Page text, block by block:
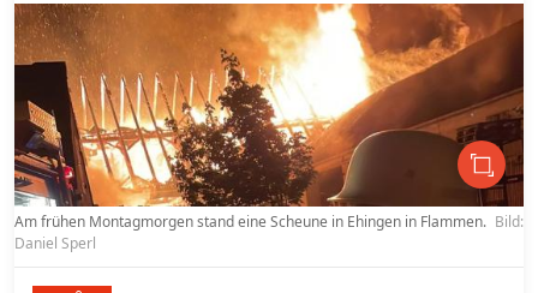
Am frühen Montagmorgen stand eine Scheune in Ehingen in Flammen. Bild:
Daniel Sperl